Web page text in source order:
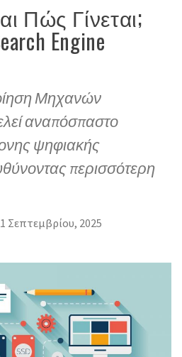
Πώς Γίνεται;
Engine
Μηχανών
αναπόσπαστο
ψηφιακής
περισσότερη
Σεπτεμβρίου, 2025